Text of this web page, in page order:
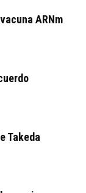
ARNm
Takeda